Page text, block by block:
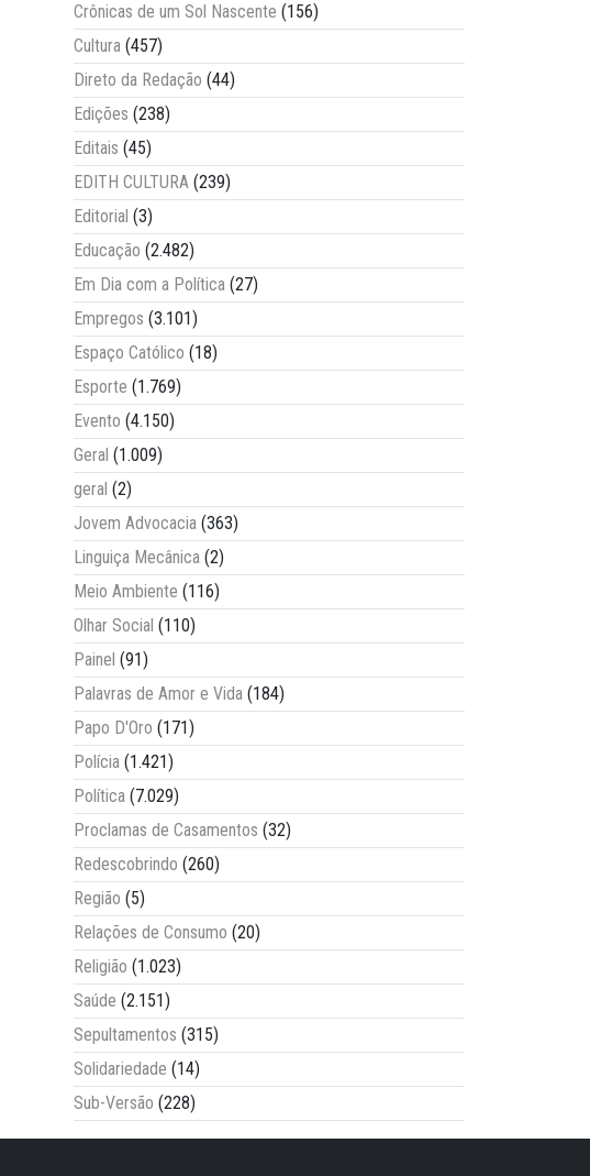
Crônicas de um Sol Nascente (156)
Cultura (457)
Direto da Redação (44)
Edições (238)
Editais (45)
EDITH CULTURA (239)
Editorial (3)
Educação (2.482)
Em Dia com a Política (27)
Empregos (3.101)
Espaço Católico (18)
Esporte (1.769)
Evento (4.150)
Geral (1.009)
geral (2)
Jovem Advocacia (363)
Linguiça Mecânica (2)
Meio Ambiente (116)
Olhar Social (110)
Painel (91)
Palavras de Amor e Vida (184)
Papo D'Oro (171)
Polícia (1.421)
Política (7.029)
Proclamas de Casamentos (32)
Redescobrindo (260)
Região (5)
Relações de Consumo (20)
Religião (1.023)
Saúde (2.151)
Sepultamentos (315)
Solidariedade (14)
Sub-Versão (228)